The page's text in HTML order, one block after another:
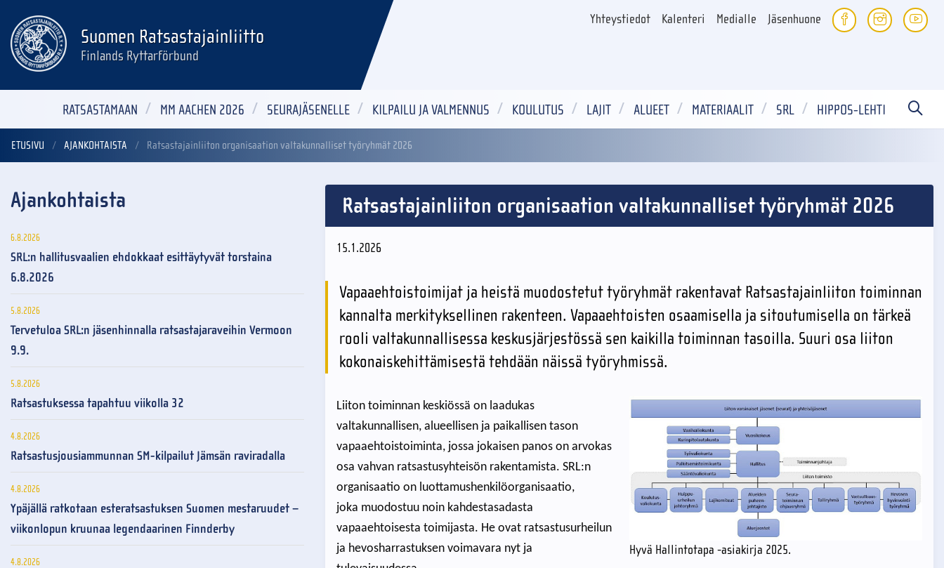
Yhteystiedot Kalenteri Medialle Jäsenhuone
Suomen Ratsastajainliitto
Finlands Ryttarförbund
RATSASTAMAAN MM AACHEN 2026 SEURAJÄSENELLE KILPAILU JA VALMENNUS KOULUTUS LAJIT ALUEET MATERIAALIT SRL HIPPOS-LEHTI
ETUSIVU AJANKOHTAISTA Ratsastajainliiton organisaation valtakunnalliset työryhmät 2026
Ratsastajainliiton organisaation valtakunnalliset työryhmät 2026
15.1.2026
Vapaaehtoistoimijat ja heistä muodostetut työryhmät rakentavat Ratsastajainliiton toiminnan
kannalta merkityksellinen rakenteen. Vapaaehtoisten osaamisella ja sitoutumisella on tärkeä
rooli valtakunnallisessa keskusjärjestössä sen kaikilla toiminnan tasoilla. Suuri osa liiton
kokonaiskehittämisestä tehdään näissä työryhmissä.
Hyvä Hallintotapa -asiakirja 2025.
Liiton toiminnan keskiössä on laadukas
valtakunnallisen, alueellisen ja paikallisen tason
vapaaehtoistoiminta, jossa jokaisen panos on arvokas
osa vahvan ratsastusyhteisön rakentamista. SRL:n
organisaatio on luottamushenkilöorganisaatio,
joka muodostuu noin kahdestasadasta
vapaaehtoisesta toimijasta. He ovat ratsastusurheilun
ja hevosharrastuksen voimavara nyt ja
Ajankohtaista
6.8.2026
SRL:n hallitusvaalien ehdokkaat esittäytyvät torstaina
6.8.2026
5.8.2026
Tervetuloa SRL:n jäsenhinnalla ratsastajaraveihin Vermoon
9.9.
5.8.2026
Ratsastuksessa tapahtuu viikolla 32
4.8.2026
Ratsastusjousiammunnan SM-kilpailut Jämsän raviradalla
4.8.2026
Ypäjällä ratkotaan esteratsastuksen Suomen mestaruudet –
viikonlopun kruunaa legendaarinen Finnderby
4.8.2026